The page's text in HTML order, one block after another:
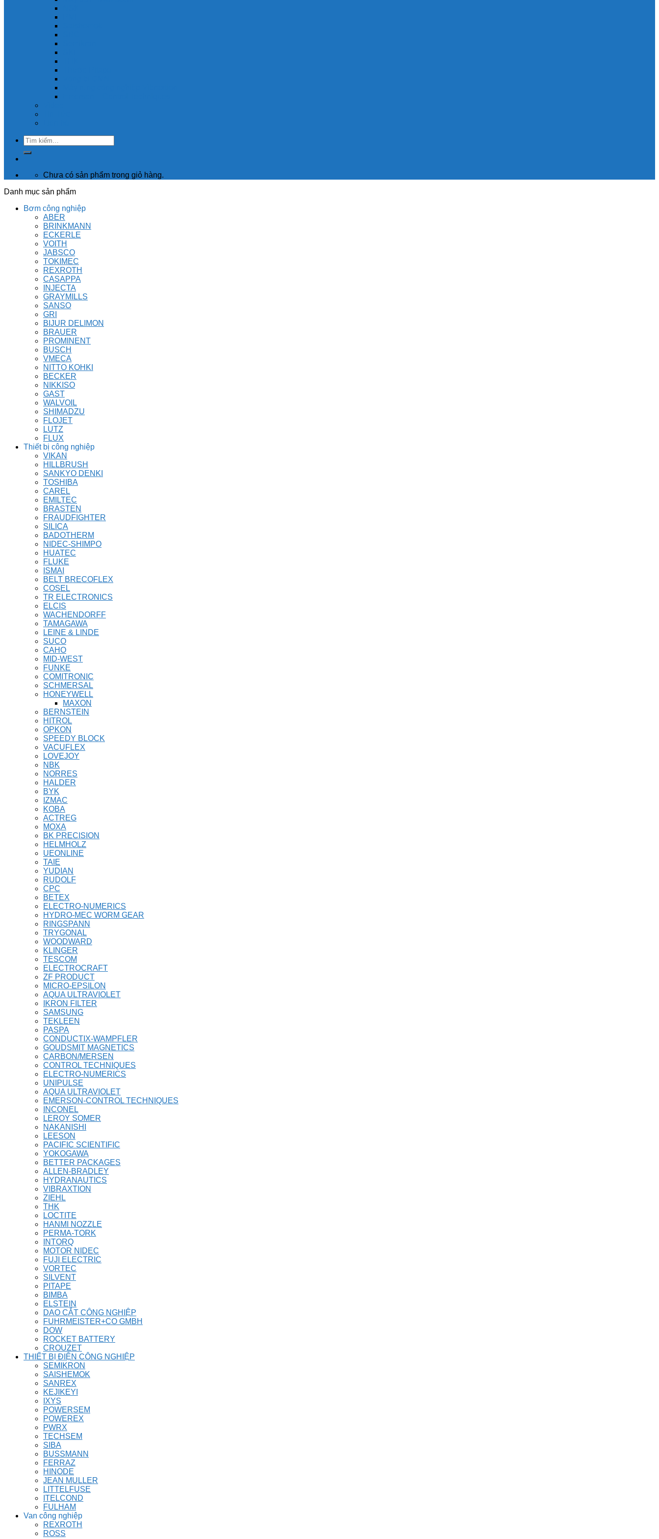
Tìm
kiếm:
Chưa có sản phẩm trong giỏ hàng.
Danh mục sản phẩm
Bơm công nghiệp
ABER
BRINKMANN
ECKERLE
VOITH
JABSCO
TOKIMEC
REXROTH
CASAPPA
INJECTA
GRAYMILLS
SANSO
GRI
BIJUR DELIMON
BRAUER
PROMINENT
BUSCH
VMECA
NITTO KOHKI
BECKER
NIKKISO
GAST
WALVOIL
SHIMADZU
FLOJET
LUTZ
FLUX
Thiết bị công nghiệp
VIKAN
HILLBRUSH
SANKYO DENKI
TOSHIBA
CAREL
EMILTEC
BRASTEN
FRAUDFIGHTER
SILICA
BADOTHERM
NIDEC-SHIMPO
HUATEC
FLUKE
ISMAI
BELT BRECOFLEX
COSEL
TR ELECTRONICS
ELCIS
WACHENDORFF
TAMAGAWA
LEINE & LINDE
SUCO
CAHO
MID-WEST
FUNKE
COMITRONIC
SCHMERSAL
HONEYWELL
MAXON
BERNSTEIN
HITROL
OPKON
SPEEDY BLOCK
VACUFLEX
LOVEJOY
NBK
NORRES
HALDER
BYK
IZMAC
KOBA
ACTREG
MOXA
BK PRECISION
HELMHOLZ
UEONLINE
TAIE
YUDIAN
RUDOLF
CPC
BETEX
ELECTRO-NUMERICS
HYDRO-MEC WORM GEAR
RINGSPANN
TRYGONAL
WOODWARD
KLINGER
TESCOM
ELECTROCRAFT
ZF PRODUCT
MICRO-EPSILON
AQUA ULTRAVIOLET
IKRON FILTER
SAMSUNG
TEKLEEN
PASPA
CONDUCTIX-WAMPFLER
GOUDSMIT MAGNETICS
CARBON/MERSEN
CONTROL TECHNIQUES
ELECTRO-NUMERICS
UNIPULSE
AQUA ULTRAVIOLET
EMERSON-CONTROL TECHNIQUES
INCONEL
LEROY SOMER
NAKANISHI
LEESON
PACIFIC SCIENTIFIC
YOKOGAWA
BETTER PACKAGES
ALLEN-BRADLEY
HYDRANAUTICS
VIBRAXTION
ZIEHL
THK
LOCTITE
HANMI NOZZLE
PERMA-TORK
INTORQ
MOTOR NIDEC
FUJI ELECTRIC
VORTEC
SILVENT
PITAPE
BIMBA
ELSTEIN
DAO CẮT CÔNG NGHIỆP
FUHRMEISTER+CO GMBH
DOW
ROCKET BATTERY
CROUZET
THIẾT BỊ ĐIỆN CÔNG NGHIỆP
SEMIKRON
SAISHEMOK
SANREX
KEJIKEYI
IXYS
POWERSEM
POWEREX
PWRX
TECHSEM
SIBA
BUSSMANN
FERRAZ
HINODE
JEAN MULLER
LITTELFUSE
ITELCOND
FULHAM
Van công nghiệp
REXROTH
ROSS